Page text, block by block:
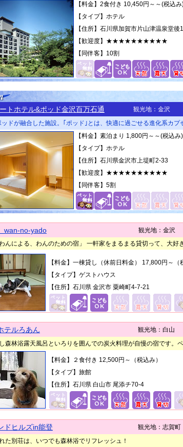
【料金】2食付き 10,450円～～(税込
【タイプ】ホテル
【住所】石川県加賀市片山津温泉堂後
【歓迎度】 ★★★★★★★★★★
【同伴客】 10割
トホテル&ポッド金沢百万石通
観光地：金沢
ドが融合した施設。｢ポッド｣とは、快適に過ごせる進化系カプ
【料金】素泊まり 1,800円～～(税込み)
【タイプ】ホテル
【住所】石川県金沢市上堤町2-33
【歓迎度】 ★★★★★★★★★★
【同伴客】 5割
no-yado
観光地：金沢
わんによる、わんのための宿」 一軒家をまるまる貸切って、大
【料金】 一棟貸し（休前日料金） 17,800円～（
【タイプ】ゲストハウス
【住所】石川県 金沢市 粟崎町4-7-21
テルろあん
観光地：白山
森林浴露天風呂といろりを囲んでの炭火料理が自慢の宿です。
【料金】２食付き 12,500円～（税込み）
【タイプ】旅館
【住所】石川県 白山市 尾添チ70-4
ドヒルズin能登
観光地：志賀町
た別荘は、いつでも森林浴でリフレッシュ！